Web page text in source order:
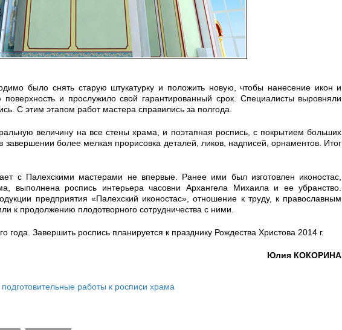
было снять старую штукатурку и положить новую, чтобы нанесение икон и
и прослужило свой гарантированный срок. Специалисты выровняли
С этим этапом работ мастера справились за полгода.
величину на все стены храма, и поэтапная роспись, с покрытием больших
более мелкая прорисовка деталей, ликов, надписей, орнаментов. Итог
с Палехскими мастерами не впервые. Ранее ими был изготовлен иконостас,
выполнена роспись интерьера часовни Архангела Михаила и ее убранство.
предприятия «Палехский иконостас», отношение к труду, к православным
к продолжению плодотворного сотрудничества с ними.
Завершить роспись планируется к празднику Рождества Христова 2014 г.
Юлия КОКОРИНА
работы к росписи храма